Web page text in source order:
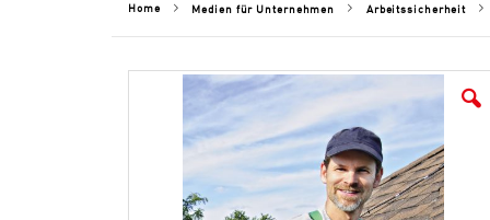
Home Medien für Unternehmen Arbeitssicherheit